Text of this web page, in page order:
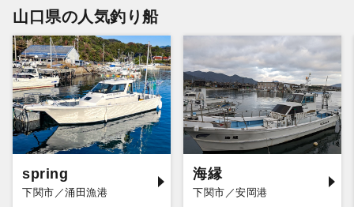
山口県の人気釣り船
spring
下関市／涌田漁港
海縁
下関市／安岡港